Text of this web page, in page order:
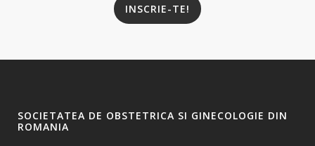
INSCRIE-TE!
SOCIETATEA DE OBSTETRICA SI GINECOLOGIE DIN
ROMANIA